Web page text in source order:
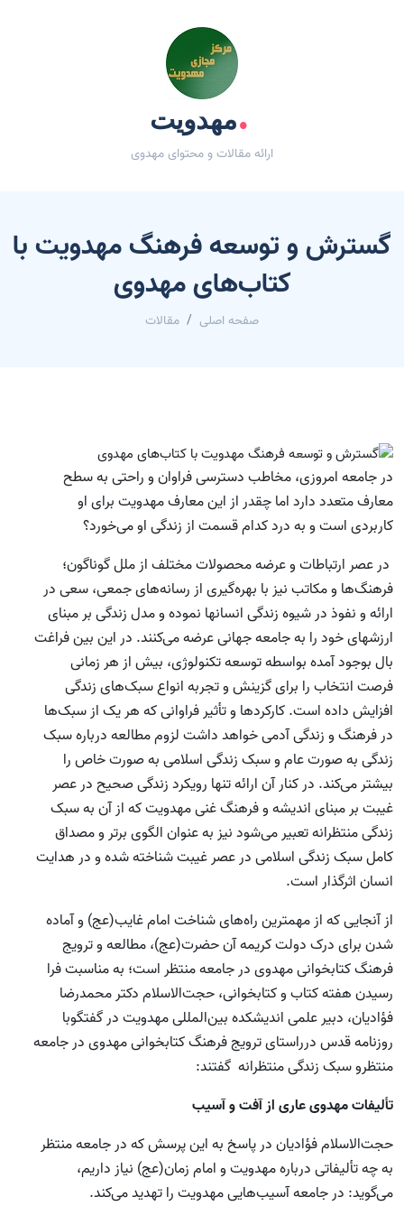
.مهدویت
ارائه مقالات و محتوای مهدوی
گسترش و توسعه فرهنگ مهدویت با
کتاب‌های مهدوی
صفحه اصلی مقالات
در جامعه امروزی، مخاطب دسترسی فراوان و راحتی به سطح
معارف متعدد دارد اما چقدر از این معارف مهدویت برای او
کاربردی است و به درد کدام قسمت از زندگی او می‌خورد؟
در عصر ارتباطات و عرضه محصولات مختلف از ملل گوناگون؛
فرهنگ‌ها و مکاتب نیز با بهره‌گیری از رسانه‌های جمعی، سعی در
ارائه و نفوذ در شیوه زندگی انسانها نموده و مدل زندگی بر مبنای
ارزشهای خود را به جامعه جهانی عرضه می‌کنند. در این بین فراغت
بال بوجود آمده بواسطه توسعه تکنولوژی، بیش از هر زمانی
فرصت انتخاب را برای گزینش و تجربه انواع سبک‌های زندگی
افزایش داده است. کارکردها و تأثیر فراوانی که هر یک از سبک‌ها
در فرهنگ و زندگی آدمی خواهد داشت لزوم مطالعه درباره سبک
زندگی به صورت عام و سبک زندگی اسلامی به صورت خاص را
بیشتر می‌کند. در کنار آن ارائه تنها رویکرد زندگی صحیح در عصر
غیبت بر مبنای اندیشه و فرهنگ غنی مهدویت که از آن به سبک
زندگی منتظرانه تعبیر می‌شود نیز به عنوان الگوی برتر و مصداق
کامل سبک زندگی اسلامی در عصر غیبت شناخته شده و در هدایت
انسان اثرگذار است.
از آنجایی که از مهمترین راه‌های شناخت امام غایب(عج) و آماده
شدن برای درک دولت کریمه آن حضرت(عج)، مطالعه و ترویج
فرهنگ کتابخوانی مهدوی در جامعه منتظر است؛ به مناسبت فرا
رسیدن هفته کتاب و کتابخوانی، حجت‌الاسلام دکتر محمدرضا
فؤادیان، دبیر علمی اندیشکده بین‌المللی مهدویت در گفتگوبا
روزنامه قدس درراستای ترویج فرهنگ کتابخوانی مهدوی در جامعه
منتظرو سبک زندگی منتظرانه گفتند:
تألیفات مهدوی عاری از آفت و آسیب
حجت‌الاسلام فؤادیان در پاسخ به این پرسش که در جامعه منتظر
به چه تألیفاتی درباره مهدویت و امام زمان(عج) نیاز داریم،
می‌گوید: در جامعه آسیب‌هایی مهدویت را تهدید می‌کند.